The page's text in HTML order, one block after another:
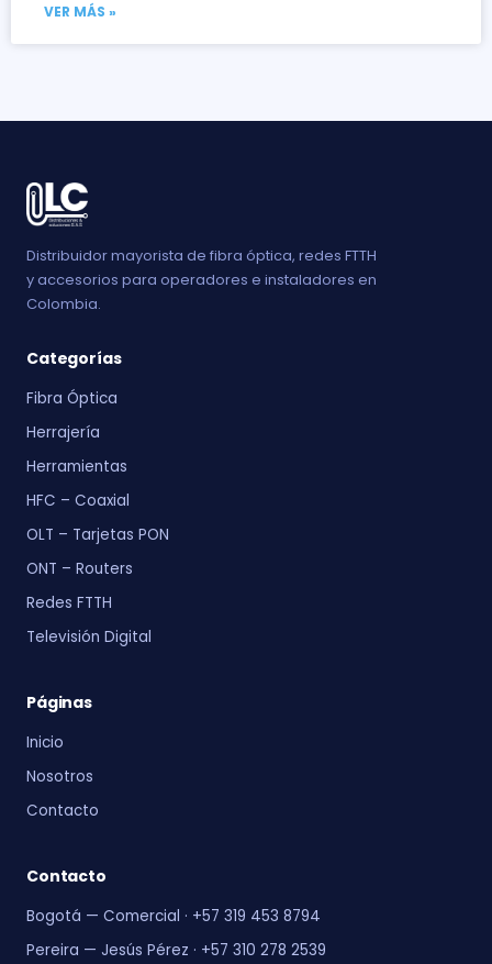
VER MÁS »
Distribuidor mayorista de fibra óptica, redes FTTH
y accesorios para operadores e instaladores en
Colombia.
Categorías
Fibra Óptica
Herrajería
Herramientas
HFC – Coaxial
OLT – Tarjetas PON
ONT – Routers
Redes FTTH
Televisión Digital
Páginas
Inicio
Nosotros
Contacto
Contacto
Bogotá — Comercial · +57 319 453 8794
Pereira — Jesús Pérez · +57 310 278 2539